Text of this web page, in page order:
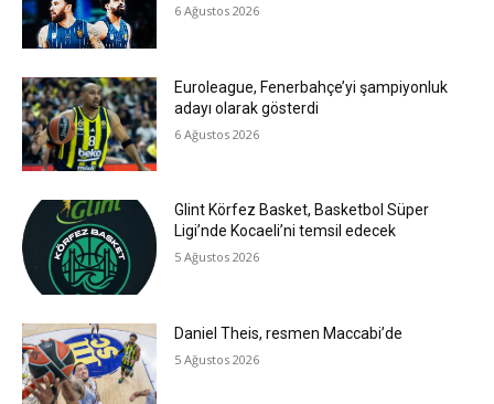
6 Ağustos 2026
Euroleague, Fenerbahçe’yi şampiyonluk
adayı olarak gösterdi
6 Ağustos 2026
Glint Körfez Basket, Basketbol Süper
Ligi’nde Kocaeli’ni temsil edecek
5 Ağustos 2026
Daniel Theis, resmen Maccabi’de
5 Ağustos 2026